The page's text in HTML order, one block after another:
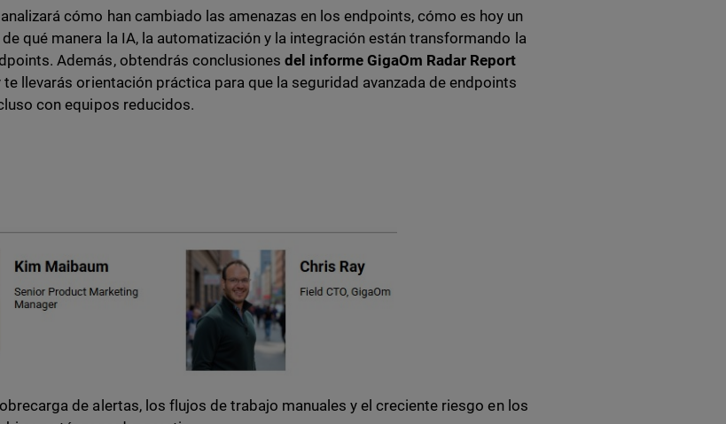
cómo han cambiado las amenazas en los endpoints, cómo es hoy un
de qué manera la IA, la automatización y la integración están transformando la
Además, obtendrás conclusiones del informe GigaOm Radar Report
te llevarás orientación práctica para que la seguridad avanzada de endpoints
con equipos reducidos.
de alertas, los flujos de trabajo manuales y el creciente riesgo en los